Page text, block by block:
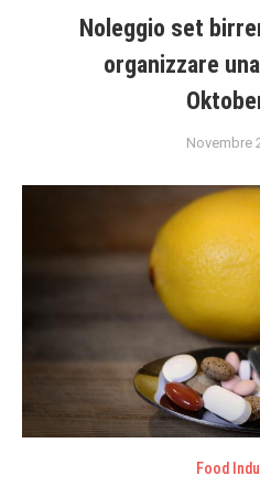
Noleggio set
organizzare
Novembre
Food